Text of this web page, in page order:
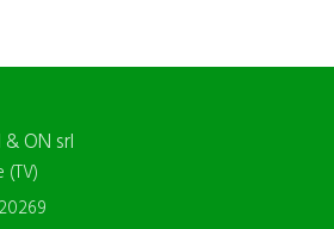
ON srl
(TV)